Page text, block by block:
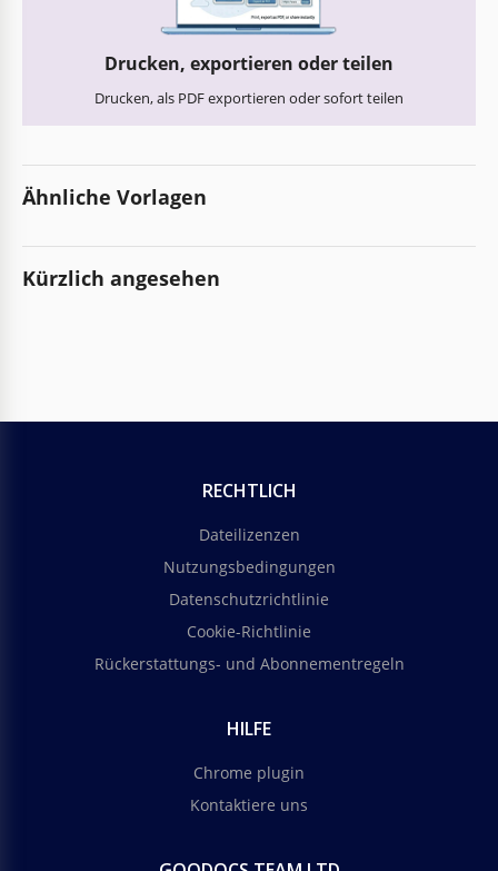
Drucken, exportieren oder teilen
Drucken, als PDF exportieren oder sofort teilen
Ähnliche Vorlagen
Kürzlich angesehen
RECHTLICH
Dateilizenzen
Nutzungsbedingungen
Datenschutzrichtlinie
Cookie-Richtlinie
Rückerstattungs- und Abonnementregeln
HILFE
Chrome plugin
Kontaktiere uns